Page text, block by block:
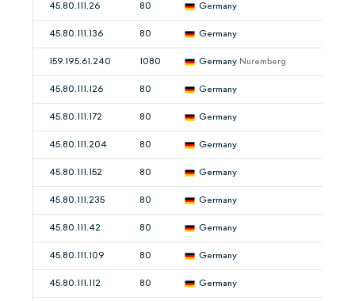
45.80.111.26 80 Germany
45.80.111.136 80 Germany
159.195.61.240 1080 Germany Nuremberg
45.80.111.126 80 Germany
45.80.111.172 80 Germany
45.80.111.204 80 Germany
45.80.111.152 80 Germany
45.80.111.235 80 Germany
45.80.111.42 80 Germany
45.80.111.109 80 Germany
45.80.111.112 80 Germany